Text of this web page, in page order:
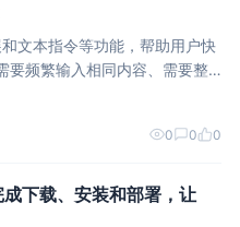
文本指令等功能，帮助用户快
0 0 0
下载、安装和部署，让